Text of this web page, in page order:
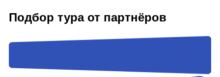
Подбор тура от партнёров